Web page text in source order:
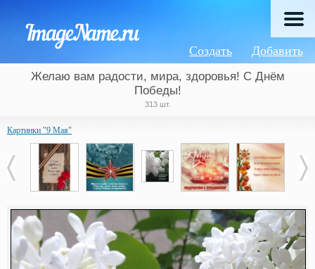
Добавить
Создать
Желаю вам радости, мира, здоровья! С Днём
Победы!
313 шт.
Картинки "9 Мая"